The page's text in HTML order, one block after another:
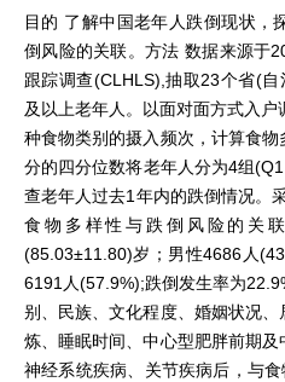
目的 了解中国老年人跌倒现状，
倒风险的关联。方法 数据来源于
跟踪调查(CLHLS),抽取23个省(
及以上老年人。以面对面方式入
种食物类别的摄入频次，计算食
分的四分位数将老年人分为4组
查老年人过去1年内的跌倒情况。
食物多样性与跌倒风险的关
(85.03±11.80)岁；男性4686人
6191人(57.9%);跌倒发生率为
别、民族、文化程度、婚姻状况
炼、睡眠时间、中心型肥胖前期及
神经系统疾病、关节疾病后，与